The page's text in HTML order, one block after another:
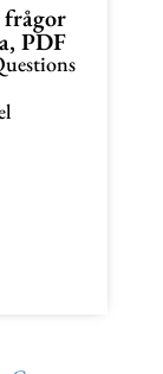
frågor
PDF